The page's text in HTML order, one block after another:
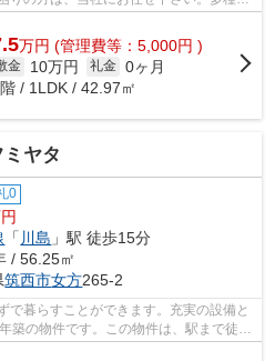
、...
万円 (管理費等：5,000円 )
金 10万円 礼金 0ヶ月
/ 1LDK / 42.97㎡
ヤタ
0
「 川島 」駅 徒歩15分
/ 56.25㎡
筑西市女方265-2
で暮らすことができます。充実の設備と
築の物件です。この物件は、駅まで徒歩
島...